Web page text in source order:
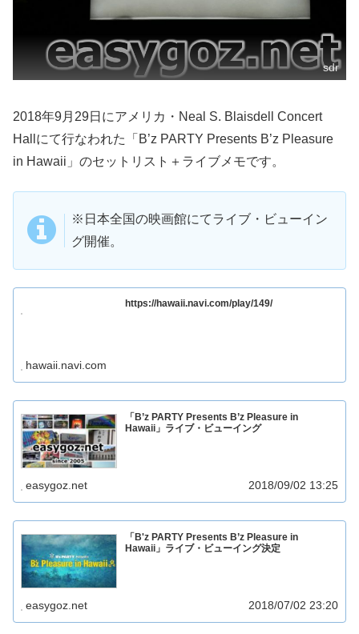
sdr
2018年9月29日にアメリカ・Neal S. Blaisdell Concert
Hallにて行なわれた「B’z PARTY Presents B’z Pleasure
in Hawaii」のセットリスト＋ライブメモです。
※日本全国の映画館にてライブ・ビューイン
グ開催。
https://hawaii.navi.com/play/149/
hawaii.navi.com
「B’z PARTY Presents B’z Pleasure in
Hawaii」ライブ・ビューイング
easygoz.net 2018/09/02 13:25
「B'z PARTY Presents B’z Pleasure in
Hawaii」ライブ・ビューイング決定
easygoz.net 2018/07/02 23:20